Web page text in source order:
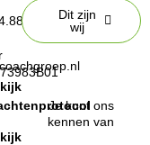
Dit zijn
wij
Je kunt ons
kennen van